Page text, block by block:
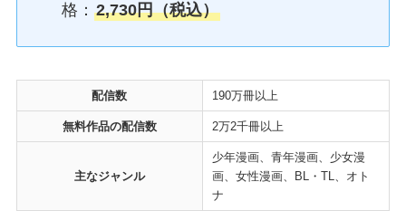
格：2,730円（税込）
配信数 190万冊以上
無料作品の配信数 2万2千冊以上
主なジャンル
少年漫画、青年漫画、少女漫
画、女性漫画、BL・TL、オト
ナ